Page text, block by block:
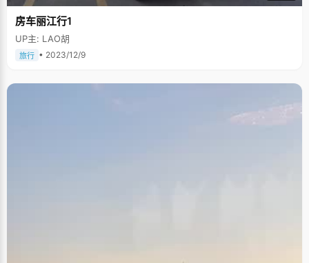
房车丽江行1
UP主: LAO胡
旅行 • 2023/12/9